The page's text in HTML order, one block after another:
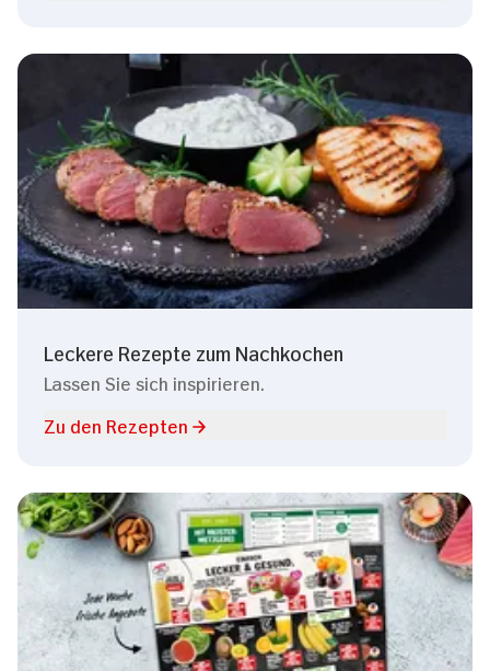
Leckere Rezepte zum Nachkochen
Lassen Sie sich inspirieren.
Zu den Rezepten